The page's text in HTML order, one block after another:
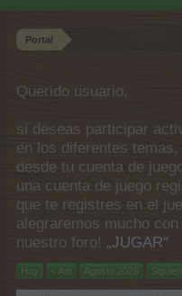
Portal
Querido usuario,
si deseas participar
en los diferentes
desde tu cuenta de
una cuenta de juego
que te registres en el
alegraremos mucho
nuestro foro! „JUGAR“
Hoy < Ant Agosto 2026